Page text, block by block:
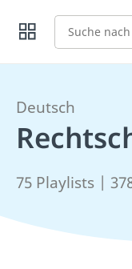
Suche
Deutsch
75 Playlists |